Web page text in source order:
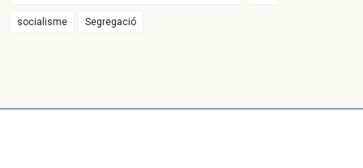
socialisme Segregació